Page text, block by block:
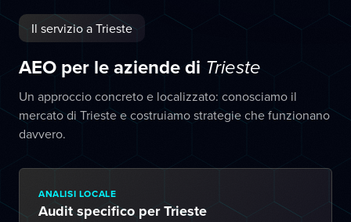
Il servizio a Trieste
AEO per le aziende di Trieste
Un approccio concreto e localizzato: conosciamo il
mercato di Trieste e costruiamo strategie che funzionano
davvero.
ANALISI LOCALE
Audit specifico per Trieste